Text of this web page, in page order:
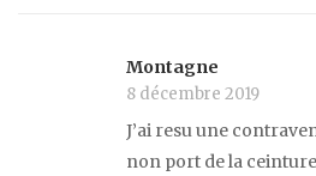
Montagne
8 décembre 2019
J’ai resu une
non port de la